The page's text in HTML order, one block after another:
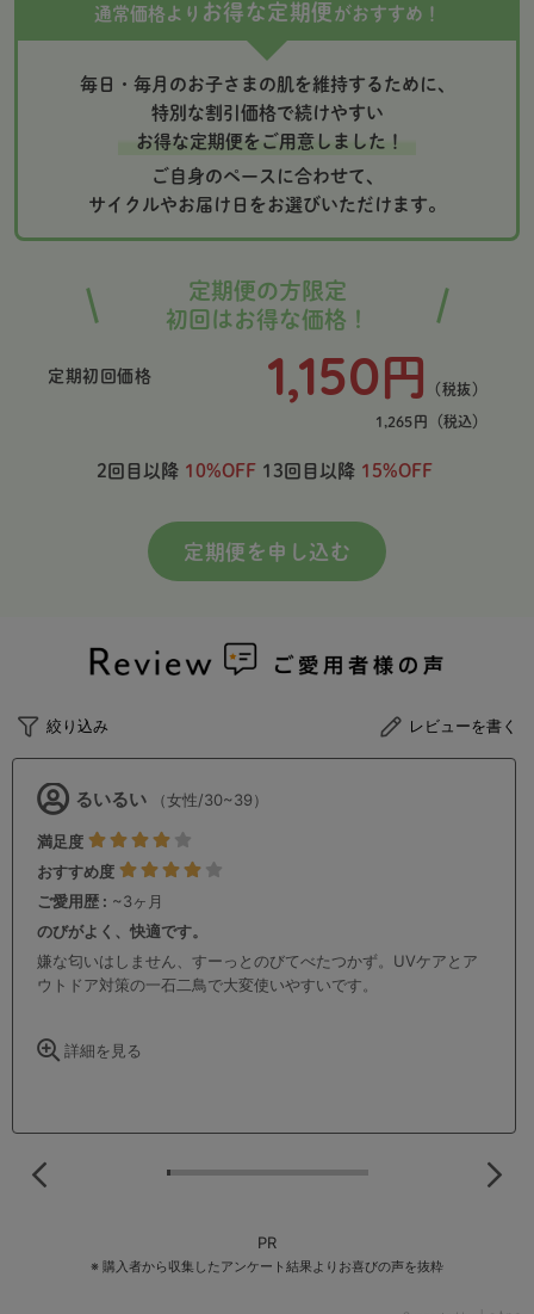
通常価格より お得な定期便 がおすすめ！
毎日・毎月のお子さまの肌を維持するために、
特別な割引価格で続けやすい
お得な定期便をご用意しました！
ご自身のペースに合わせて、
サイクルやお届け日をお選びいただけます。
定期便の方限定
初回はお得な価格！
定期初回価格 1,150 円 （税抜）
1,265円 （税込）
2回目以降 10%OFF 13回目以降 15%OFF
定期便を申し込む